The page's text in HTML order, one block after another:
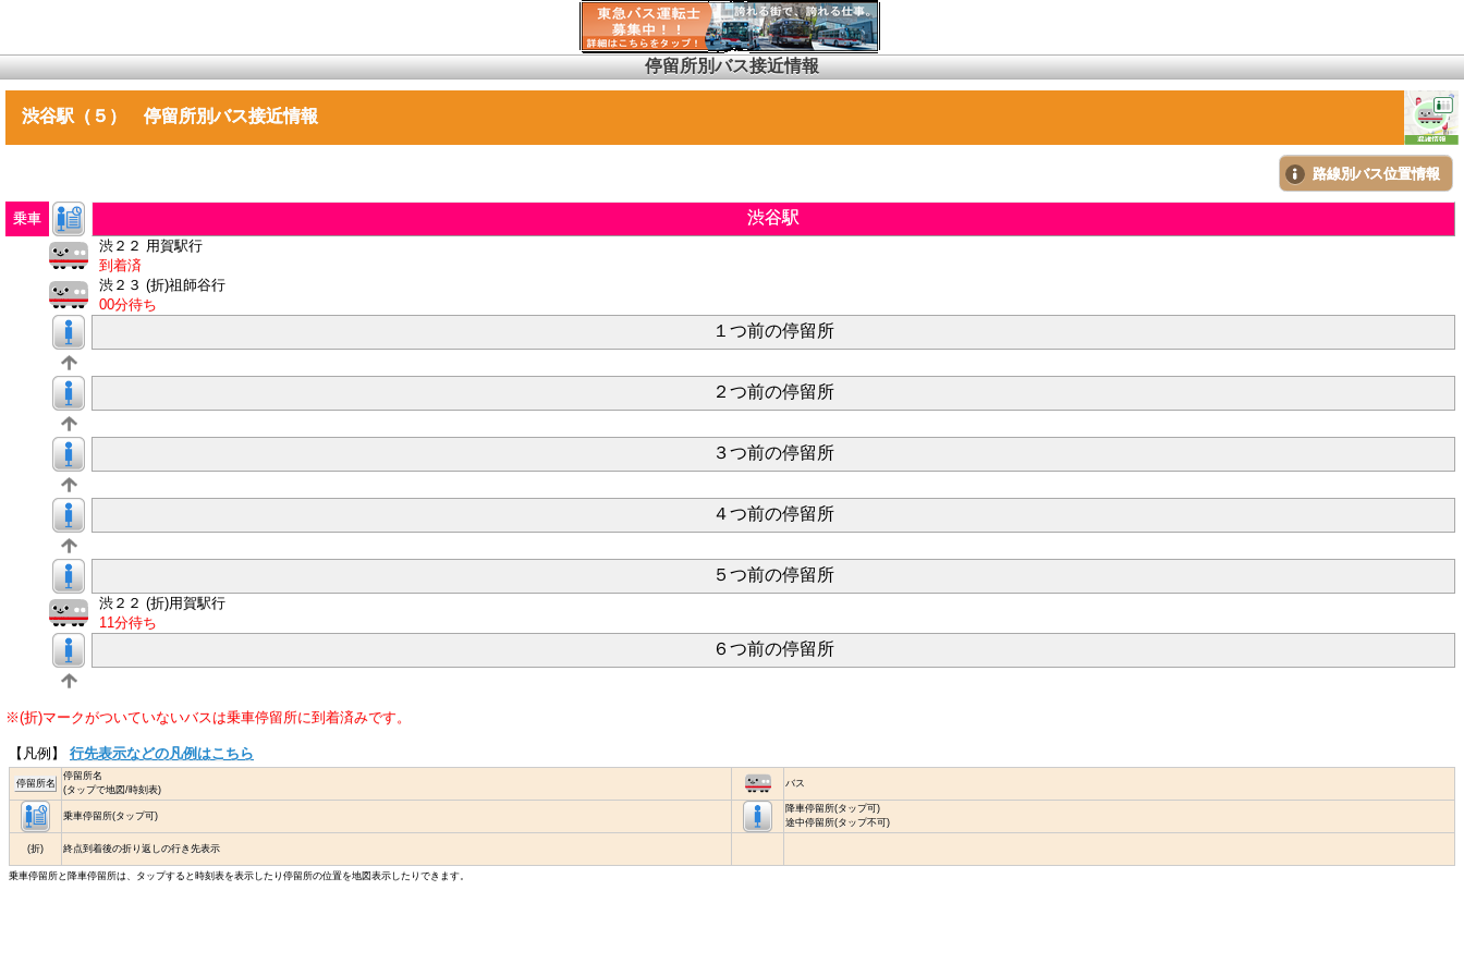
停留所別バス接近情報
渋谷駅（５） 停留所別バス接近情報
路線別バス位置情報
乗車 渋谷駅
渋２２ 用賀駅行
到着済
渋２３ (折)祖師谷行
00分待ち
１つ前の停留所
２つ前の停留所
３つ前の停留所
４つ前の停留所
５つ前の停留所
渋２２ (折)用賀駅行
11分待ち
６つ前の停留所
※(折)マークがついていないバスは乗車停留所に到着済みです。
【凡例】 行先表示などの凡例はこちら
停留所名
停留所名
(タップで地図/時刻表)
バス
乗車停留所(タップ可)
降車停留所(タップ可)
途中停留所(タップ不可)
(折) 終点到着後の折り返しの行き先表示
乗車停留所と降車停留所は、タップすると時刻表を表示したり停留所の位置を地図表示したりできます。